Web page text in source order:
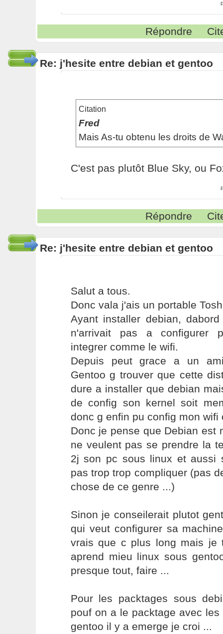
Répondre
Re: j'hesite entre debian et gentoo
Citation
Fred
Mais As-tu obtenu les droits de
C'est pas plutôt Blue Sky, ou
Répondre
Re: j'hesite entre debian et gentoo
Salut a tous.
Donc vala j'ais un portable
Ayant installer debian,
n'arrivait pas a configurer
integrer comme le wifi.
Depuis peut grace a un
Gentoo g trouver que cette
dure a installer que debian
de config son kernel soit
donc g enfin pu config mon
Donc je pense que Debian est
ne veulent pas se prendre la
2j son pc sous linux et aussi
pas trop trop compliquer (pas
chose de ce genre ...)
Sinon je conseilerait plutot
qui veut configurer sa
vrais que c plus long mais je
aprend mieu linux sous
presque tout, faire ...
Pour les packtages sous
pouf on a le packtage avec
gentoo il y a emerge je croi ...